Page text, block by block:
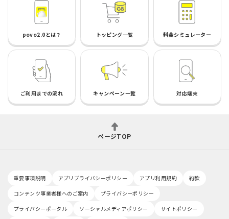
povo2.0とは？ トッピング一覧 料金シミュレーター
ご利用までの流れ キャンペーン一覧 対応端末
ページTOP
重要事項説明 アプリプライバシーポリシー アプリ利用規約
約款
コンテンツ事業者様へのご案内
プライバシーポリシー
プライバシーポータル
ソーシャルメディアポリシー
サイトポリシー